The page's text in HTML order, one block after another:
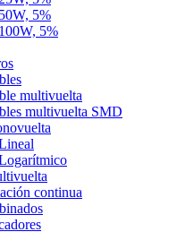
50W, 5%
100W, 5%
multivuelta
multivuelta SMD
continua